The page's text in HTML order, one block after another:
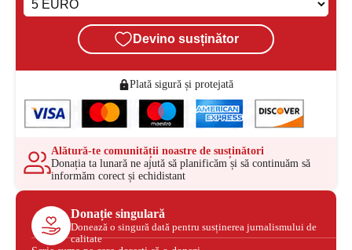
Devino susținător
Plată sigură și protejată
Alătură-te comunității noastre de susținători
Donația ta lunară ne ajută să planificăm și să continuăm să
informăm corect și echidistant
Donație singulară
Donează o singură dată pentru susținerea jurnalismului de
calitate